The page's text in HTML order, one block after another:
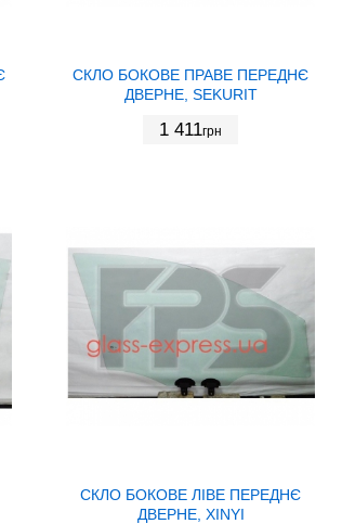
СКЛО БОКОВЕ ПРАВЕ ПЕРЕДНЄ
ДВЕРНЕ, SEKURIT
1 411грн
СКЛО БОКОВЕ ЛІВЕ ПЕРЕДНЄ
ДВЕРНЕ, XINYI